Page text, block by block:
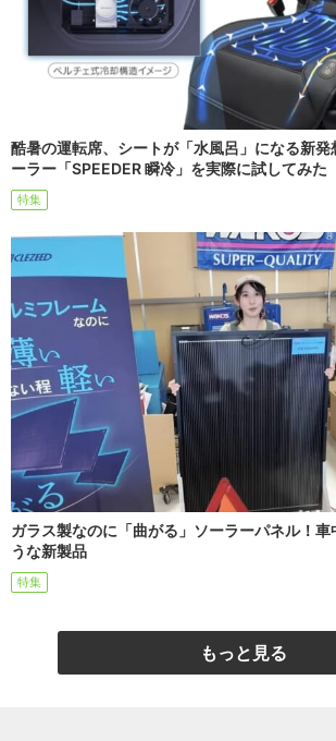
酷暑の運転席、シートが「水風呂」になる新発
ーラー「SPEEDER 瞬冷」を実際に試してみた
特集
ガラス製なのに「曲がる」ソーラーパネル！
うな新製品
特集
もっと見る